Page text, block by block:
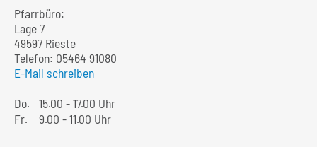
Pfarrbüro:
Lage 7
49597 Rieste
Telefon: 05464 91080
E-Mail schreiben
Do.
15.00 - 17.00 Uhr
Fr.
9.00 - 11.00 Uhr